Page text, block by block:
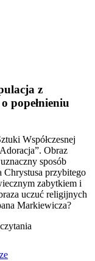
z
popełnieniu
Współczesnej
Obraz
sposób
Chrystusa przybitego
zabytkiem i
uczuć religijnych
Markiewicza?